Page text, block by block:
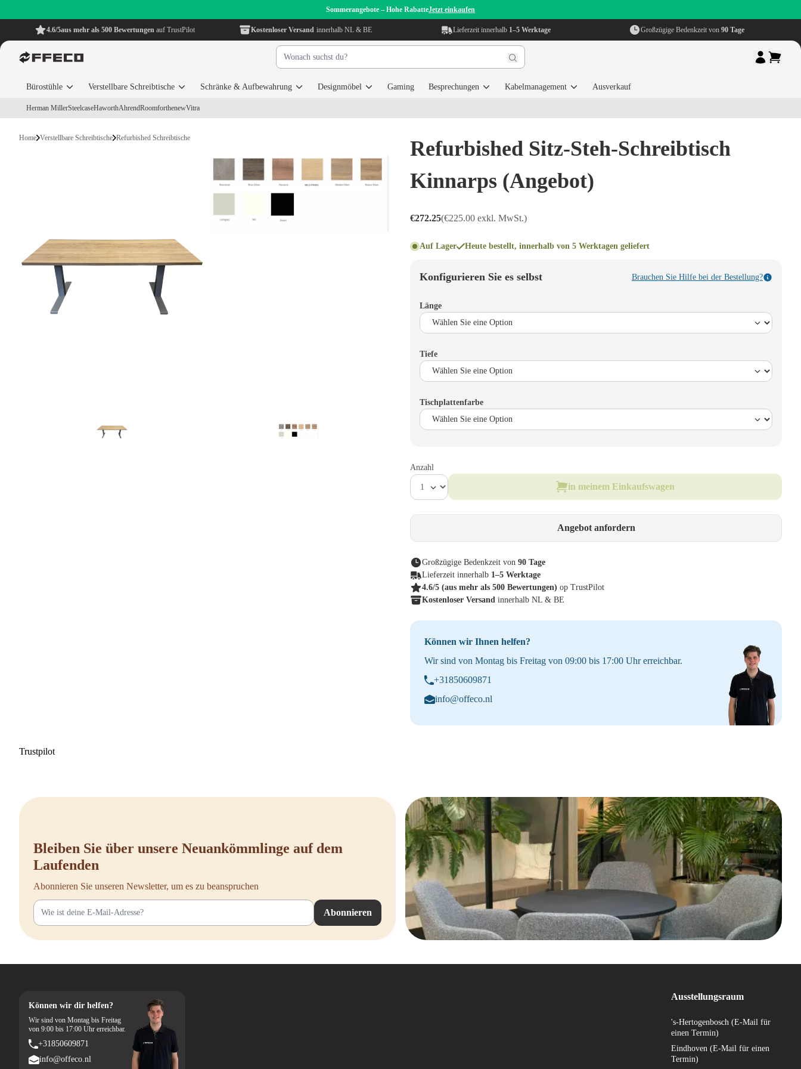
Sommerangebote – Hohe RabatteJetzt einkaufen
4.6/5aus mehr als 500 Bewertungenauf TrustPilot Kostenloser Versand innerhalb NL & BE Lieferzeit innerhalb 1–5 Werktage Großzügige Bedenkzeit von 90 Tage
Bürostühle Verstellbare Schreibtische Schränke & Aufbewahrung Designmöbel Gaming Besprechungen Kabelmanagement Ausverkauf
Herman MillerSteelcaseHaworthAhrendRoomforthenewVitra
Home Verstellbare Schreibtische Refurbished Schreibtische
Refurbished Sitz-Steh-Schreibtisch
Kinnarps (Angebot)
€272.25(€225.00 exkl. MwSt.)
Auf Lager Heute bestellt, innerhalb von 5 Werktagen geliefert
Konfigurieren Sie es selbst Brauchen Sie Hilfe bei der Bestellung?
Länge
Tiefe
Tischplattenfarbe
Anzahl
in meinem Einkaufswagen
Angebot anfordern
Großzügige Bedenkzeit von 90 Tage
Lieferzeit innerhalb 1–5 Werktage
4.6/5 (aus mehr als 500 Bewertungen) op TrustPilot
Kostenloser Versand innerhalb NL & BE
Können wir Ihnen helfen?
Wir sind von Montag bis Freitag von 09:00 bis 17:00 Uhr erreichbar.
+31850609871
info@offeco.nl
Trustpilot
Bleiben Sie über unsere Neuankömmlinge auf dem
Laufenden
Abonnieren Sie unseren Newsletter, um es zu beanspruchen
Abonnieren
Können wir dir helfen?
Wir sind von Montag bis Freitag
von 9:00 bis 17:00 Uhr erreichbar.
+31850609871
info@offeco.nl
Ausstellungsraum
's-Hertogenbosch (E-Mail für
einen Termin)
Eindhoven (E-Mail für einen
Termin)